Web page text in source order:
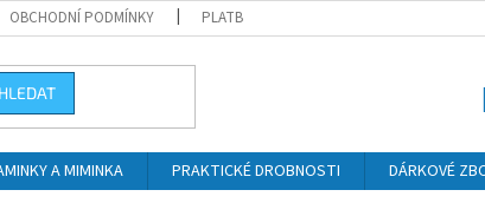
OBCHODNÍ PODMÍNKY PLATBA A DOPRAVA PODMÍNKY
HLEDAT
A MIMINKA PRAKTICKÉ DROBNOSTI DÁRKOVÉ